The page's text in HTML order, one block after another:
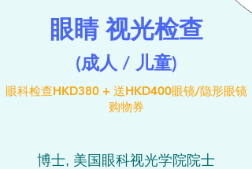
眼睛 视光检查
(成人 / 儿童)
眼科检查HKD380 + 送HKD400眼镜/隐形眼镜
购物券
博士, 美国眼科视光学院院士